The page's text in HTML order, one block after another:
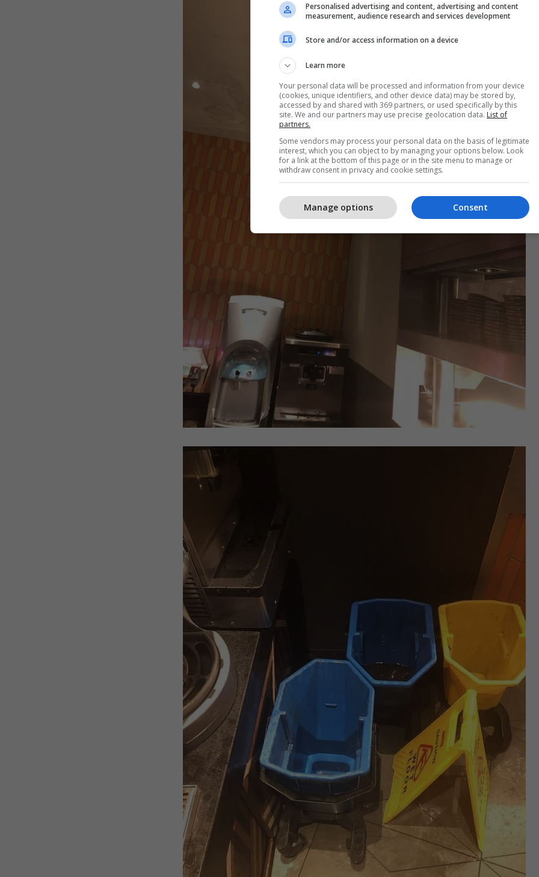
Personalised advertising and content, advertising and content
measurement, audience research and services development
Store and/or access information on a device
Learn more
Your personal data will be processed and information from your device
(cookies, unique identifiers, and other device data) may be stored by,
accessed by and shared with 369 partners, or used specifically by this
site. We and our partners may use precise geolocation data. List of
partners.
Some vendors may process your personal data on the basis of legitimate
interest, which you can object to by managing your options below. Look
for a link at the bottom of this page or in the site menu to manage or
withdraw consent in privacy and cookie settings.
Consent
Manage options